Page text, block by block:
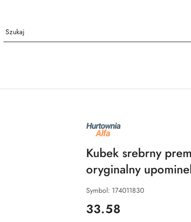
NAZWA
PRODUCENTA:
ALFA
Kubek srebrny
oryginalny
Symbol: 174011830
cena:
33.58